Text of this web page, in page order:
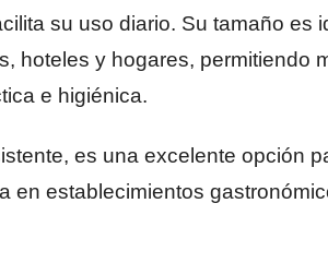
su uso diario. Su tamaño es
hoteles y hogares, permitiendo
e higiénica.
es una excelente opción
en establecimientos